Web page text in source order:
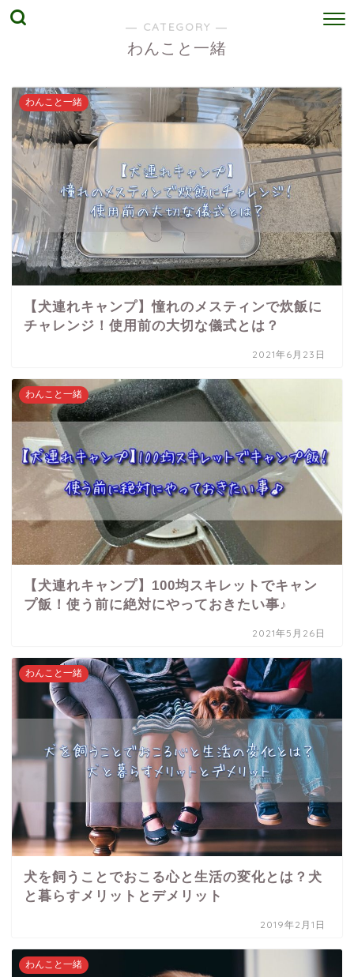
― CATEGORY ―
わんこと一緒
わんこと一緒
【犬連れキャンプ】憧れのメスティンで炊飯に
チャレンジ！使用前の大切な儀式とは？
2021年6月23日
わんこと一緒
【犬連れキャンプ】100均スキレットでキャン
プ飯！使う前に絶対にやっておきたい事♪
2021年5月26日
わんこと一緒
犬を飼うことでおこる心と生活の変化とは？犬
と暮らすメリットとデメリット
2019年2月1日
わんこと一緒